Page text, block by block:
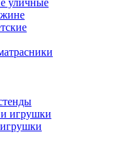
уличные
игрушки